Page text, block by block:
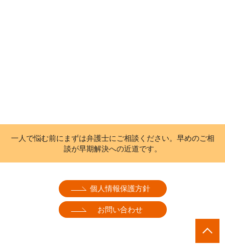
一人で悩む前にまずは弁護士にご相談ください。早めのご相
談が早期解決への近道です。
個人情報保護方針
お問い合わせ